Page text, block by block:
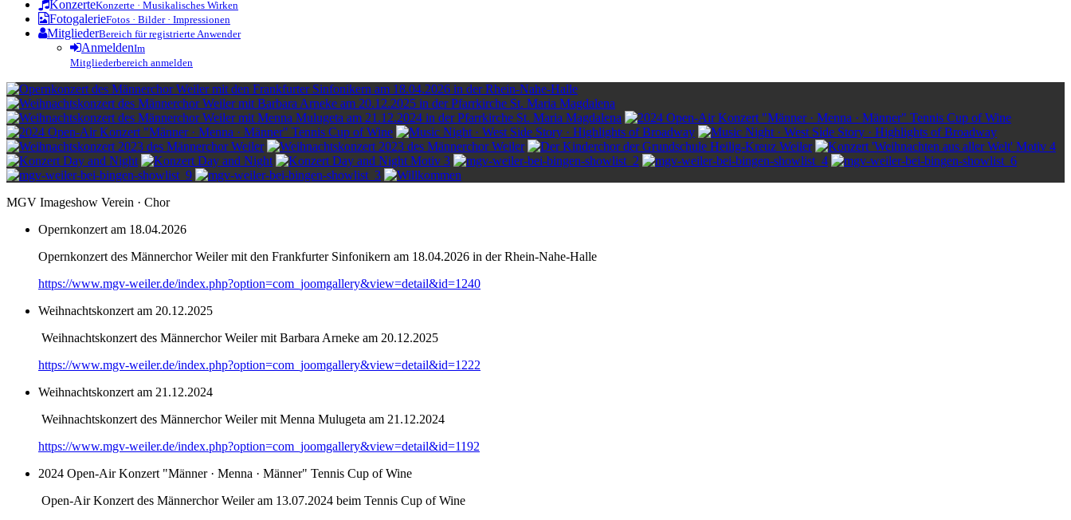
KonzerteKonzerte · Musikalisches Wirken
FotogalerieFotos · Bilder · Impressionen
MitgliederBereich für registrierte Anwender
AnmeldenIm
Mitgliederbereich anmelden
MGV Imageshow Verein · Chor
Opernkonzert am 18.04.2026
Opernkonzert des Männerchor Weiler mit den Frankfurter Sinfonikern am 18.04.2026 in der Rhein-Nahe-Halle
https://www.mgv-weiler.de/index.php?option=com_joomgallery&view=detail&id=1240
Weihnachtskonzert am 20.12.2025
Weihnachtskonzert des Männerchor Weiler mit Barbara Arneke am 20.12.2025
https://www.mgv-weiler.de/index.php?option=com_joomgallery&view=detail&id=1222
Weihnachtskonzert am 21.12.2024
Weihnachtskonzert des Männerchor Weiler mit Menna Mulugeta am 21.12.2024
https://www.mgv-weiler.de/index.php?option=com_joomgallery&view=detail&id=1192
2024 Open-Air Konzert "Männer · Menna · Männer" Tennis Cup of Wine
Open-Air Konzert des Männerchor Weiler am 13.07.2024 beim Tennis Cup of Wine